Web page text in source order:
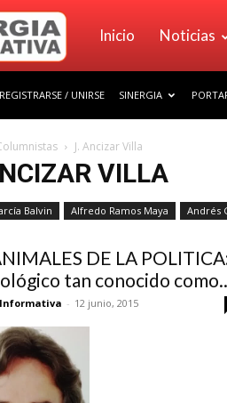
Sinergia
Inicio Noticias
REGISTRARSE / UNIRSE SINERGIA
J. Ancizar Villa
VILLA
Balvin Alfredo Ramos Maya Andrés
DE LA
tan conocido
- 12 junio, 2015